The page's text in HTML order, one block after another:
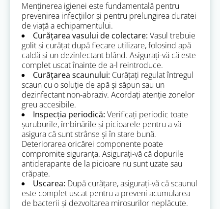
Menținerea igienei este fundamentală pentru
prevenirea infecțiilor și pentru prelungirea duratei
de viață a echipamentului.
Curățarea vasului de colectare: Vasul trebuie
golit și curățat după fiecare utilizare, folosind apă
caldă și un dezinfectant blând. Asigurați-vă că este
complet uscat înainte de a-l reintroduce.
Curățarea scaunului: Curățați regulat întregul
scaun cu o soluție de apă și săpun sau un
dezinfectant non-abraziv. Acordați atenție zonelor
greu accesibile.
Inspecția periodică: Verificați periodic toate
șuruburile, îmbinările și picioarele pentru a vă
asigura că sunt strânse și în stare bună.
Deteriorarea oricărei componente poate
compromite siguranța. Asigurați-vă că dopurile
antiderapante de la picioare nu sunt uzate sau
crăpate.
Uscarea: După curățare, asigurați-vă că scaunul
este complet uscat pentru a preveni acumularea
de bacterii și dezvoltarea mirosurilor neplăcute.